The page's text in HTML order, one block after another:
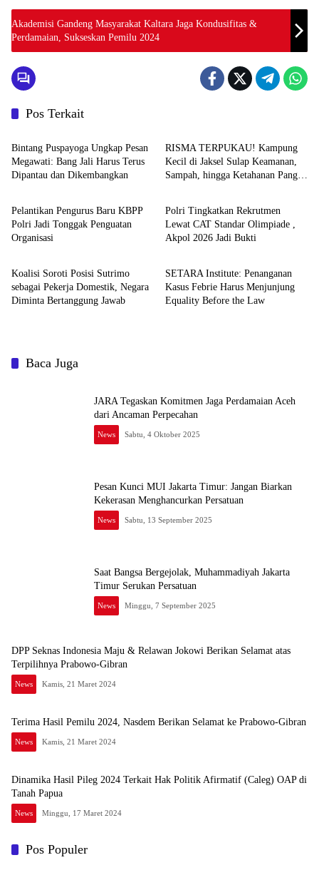
Akademisi Gandeng Masyarakat Kaltara Jaga Kondusifitas &
Perdamaian, Sukseskan Pemilu 2024
Pos Terkait
News
Bintang Puspayoga Ungkap Pesan
Megawati: Bang Jali Harus Terus
Dipantau dan Dikembangkan
RISMA TERPUKAU! Kampung
Kecil di Jaksel Sulap Keamanan,
Sampah, hingga Ketahanan Pangan
News
Pelantikan Pengurus Baru KBPP
Polri Jadi Tonggak Penguatan
Organisasi
News
Polri Tingkatkan Rekrutmen
Lewat CAT Standar Olimpiade ,
Akpol 2026 Jadi Bukti
News
Koalisi Soroti Posisi Sutrimo
sebagai Pekerja Domestik, Negara
Diminta Bertanggung Jawab
News
SETARA Institute: Penanganan
Kasus Febrie Harus Menjunjung
Equality Before the Law
Baca Juga
JARA Tegaskan Komitmen Jaga Perdamaian Aceh
dari Ancaman Perpecahan
News Sabtu, 4 Oktober 2025
Pesan Kunci MUI Jakarta Timur: Jangan Biarkan
Kekerasan Menghancurkan Persatuan
News Sabtu, 13 September 2025
Saat Bangsa Bergejolak, Muhammadiyah Jakarta
Timur Serukan Persatuan
News Minggu, 7 September 2025
DPP Seknas Indonesia Maju & Relawan Jokowi Berikan Selamat atas
Terpilihnya Prabowo-Gibran
News Kamis, 21 Maret 2024
Terima Hasil Pemilu 2024, Nasdem Berikan Selamat ke Prabowo-Gibran
News Kamis, 21 Maret 2024
Dinamika Hasil Pileg 2024 Terkait Hak Politik Afirmatif (Caleg) OAP di
Tanah Papua
News Minggu, 17 Maret 2024
Pos PopulerWaspada Karhutla dan Kemarau Panjang, Permana